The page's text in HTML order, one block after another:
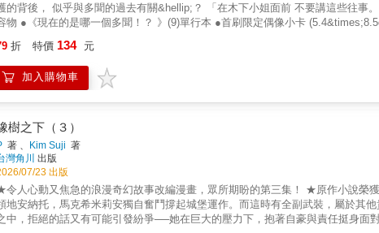
背後， 似乎與多聞的過去有關&hellip;？ 「在木下小姐面前 不要講這些往事。」 甲斐家篇完結！ 進入福原多聞‧年幼期篇！ ※首刷限定版內
物 ●《現在的是哪一個多聞！？ 》(9)單行本 ●首刷限定偶像小卡
折 特價 134 元
加入購物車
樹之下（３）
著 、 Kim Suji 著
灣角川 出版
07/23 出版
令人心動又焦急的浪漫奇幻故事改編漫畫，眾所期盼的第三集！ ★原作小說榮
地安納托，馬克希米莉安獨自奮鬥撐起城堡運作。而這時有全副武裝，屬於
中，拒絕的話又有可能引發紛爭──她在巨大的壓力下，抱著自豪與責任挺身面